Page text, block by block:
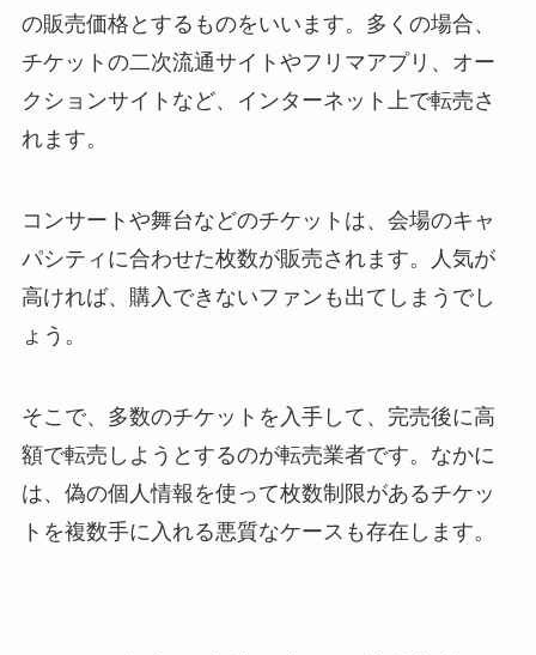
の販売価格とするものをいいます。多くの場合、
チケットの二次流通サイトやフリマアプリ、オー
クションサイトなど、インターネット上で転売さ
れます。
コンサートや舞台などのチケットは、会場のキャ
パシティに合わせた枚数が販売されます。人気が
高ければ、購入できないファンも出てしまうでし
ょう。
そこで、多数のチケットを入手して、完売後に高
額で転売しようとするのが転売業者です。なかに
は、偽の個人情報を使って枚数制限があるチケッ
トを複数手に入れる悪質なケースも存在します。